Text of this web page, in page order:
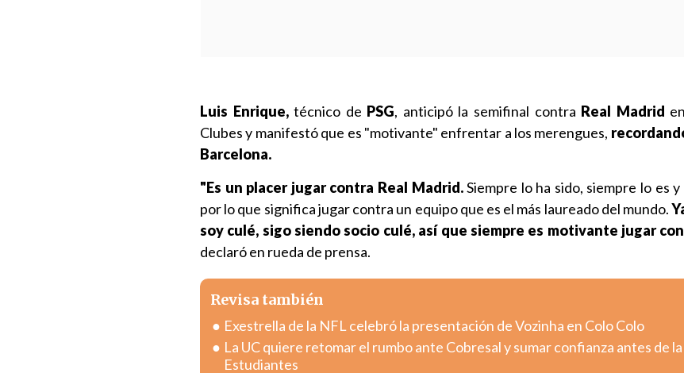
Luis Enrique,técnico de PSG, anticipó la semifinal contra Real Madrid
Clubes y manifestó que es "motivante" enfrentar a los merengues,
Barcelona.
"Es un placer jugar contra Real Madrid.Siempre lo ha sido, siempre lo es
por lo que significa jugar contra un equipo que es el más laureado del mundo.
soy culé, sigo siendo socio culé, así que siempre es motivante jugar
declaró en rueda de prensa.
Revisa también
Exestrella de la NFL celebró la presentación de Vozinha en Colo Colo
La UC quiere retomar el rumbo ante Cobresal y sumar confianza antes de
Estudiantes